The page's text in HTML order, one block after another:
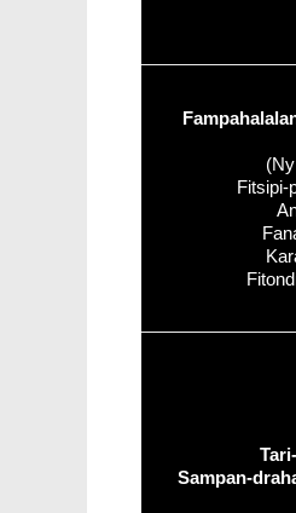
Fitsipi-
Sampan-